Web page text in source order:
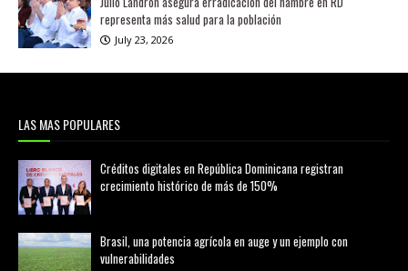
representa más salud para la población
July 23, 2026
LAS MAS POPULARES
Créditos digitales en República Dominicana registran
crecimiento histórico de más de 150%
Brasil, una potencia agrícola en auge y un ejemplo con
vulnerabilidades